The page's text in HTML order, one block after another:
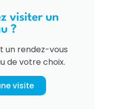
visiter un
?
un rendez-vous
de votre choix.
visite